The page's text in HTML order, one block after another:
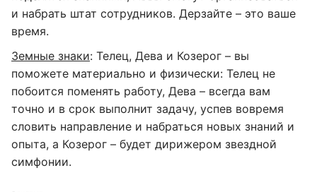
и набрать штат сотрудников. Дерзайте – это ваше
время.
Земные знаки: Телец, Дева и Козерог – вы
поможете материально и физически: Телец не
побоится поменять работу, Дева – всегда вам
точно и в срок выполнит задачу, успев вовремя
словить направление и набраться новых знаний и
опыта, а Козерог – будет дирижером звездной
симфонии.